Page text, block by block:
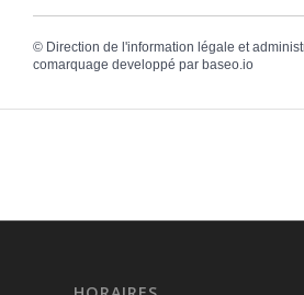
© Direction de l'information légale et
comarquage developpé par baseo.io